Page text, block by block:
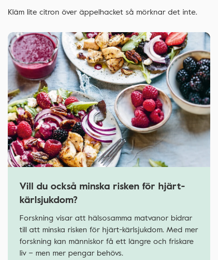
Kläm lite citron över äppelhacket så mörknar det inte.
Vill du också minska risken för hjärt-
kärlsjukdom?
Forskning visar att hälsosamma matvanor bidrar
till att minska risken för hjärt-kärlsjukdom. Med mer
forskning kan människor få ett längre och friskare
liv – men mer pengar behövs.